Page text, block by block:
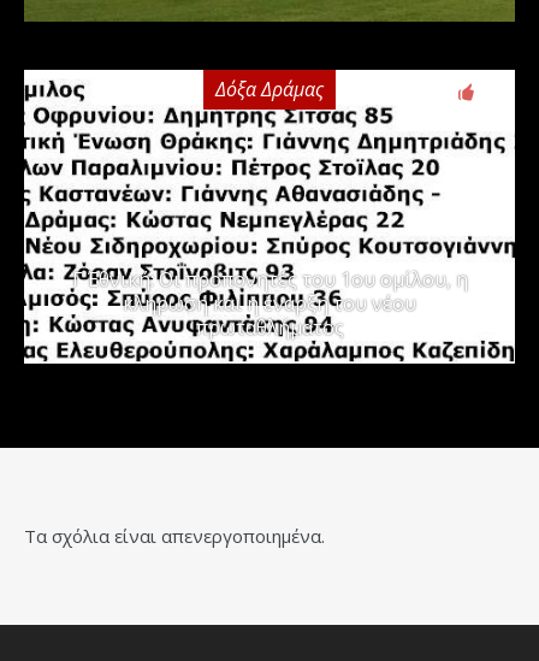
Δόξα Δράμας
Γ΄ Εθνική: Οι προπονητές του 1ου ομίλου, η
κλήρωση και η έναρξη του νέου
πρωταθλήματος
Τα σχόλια είναι απενεργοποιημένα.